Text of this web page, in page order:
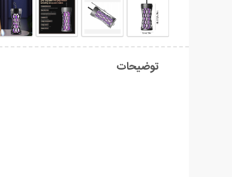
توضیحات